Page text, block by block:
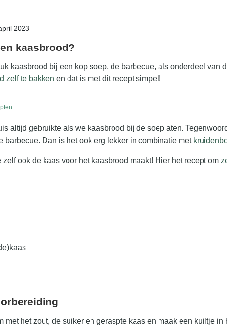
2023
kaasbrood?
kaasbrood bij een kop soep, de barbecue, als onderdeel van
zelf te bakken en dat is met dit recept simpel!
altijd gebruikte als we kaasbrood bij de soep aten.
barbecue. Dan is het ook erg lekker in combinatie met
ook de kaas voor het kaasbrood maakt! Hier het recept om
met het zout, de suiker en geraspte kaas en maak een kuiltje